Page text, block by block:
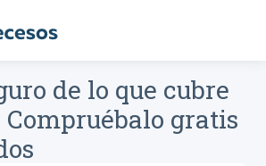
de lo que cubre
gratis